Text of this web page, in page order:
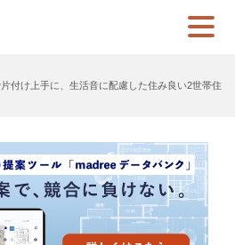
付け上手に、生活音に配慮した住み良い2世帯住